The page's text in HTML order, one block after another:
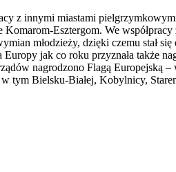
z innymi miastami
Esztergom. We
młodzieży, dzięki czemu stał
jak co roku przyznała także
nagrodzono Flagą Europejską
tym Bielsku-Białej, Kobylnicy,